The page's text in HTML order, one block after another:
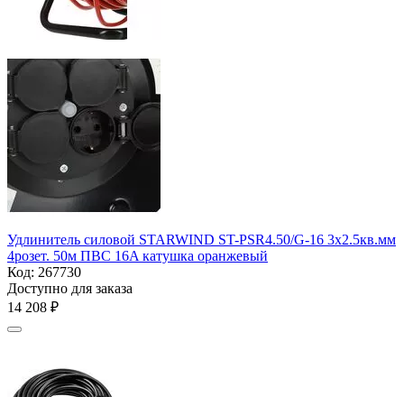
Удлинитель силовой STARWIND ST-PSR4.50/G-16 3x2.5кв.мм
4розет. 50м ПВС 16A катушка оранжевый
Код: 267730
Доступно для заказа
14 208 ₽